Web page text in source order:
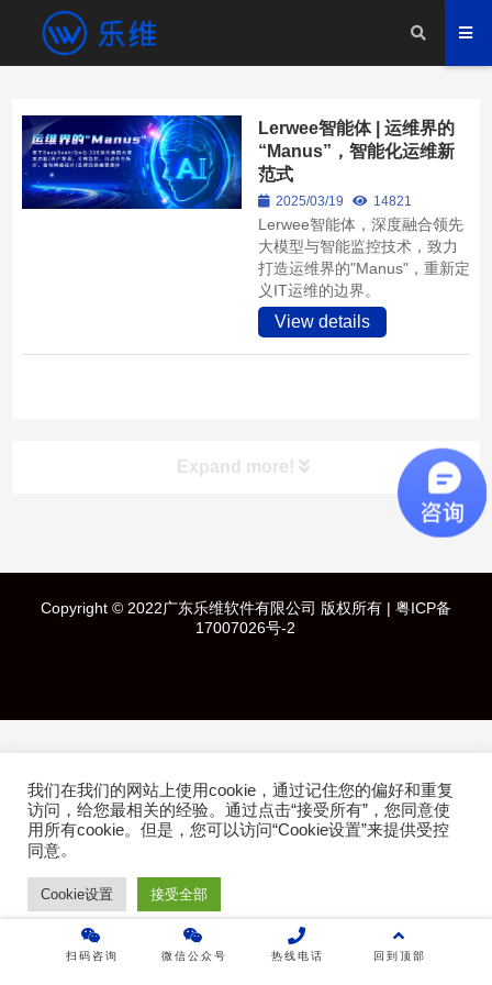
Lerwee智能体 | 运维界的
“Manus”，智能化运维新
范式
2025/03/19 14821
Lerwee智能体，深度融合领先
大模型与智能监控技术，致力
打造运维界的"Manus"，重新定
义IT运维的边界。
View details
Expand more!
行业方案
技术白皮书
关于乐维
乐维社区
Copyright © 2022广东乐维软件有限公司 版权所有 | 粤ICP备
17007026号-2
扫码咨询 微信公众号 热线电话 回到顶部
我们在我们的网站上使用cookie，通过记住您的偏好和重复
访问，给您最相关的经验。通过点击“接受所有”，您同意使
用所有cookie。但是，您可以访问“Cookie设置”来提供受控
同意。
Cookie设置 接受全部